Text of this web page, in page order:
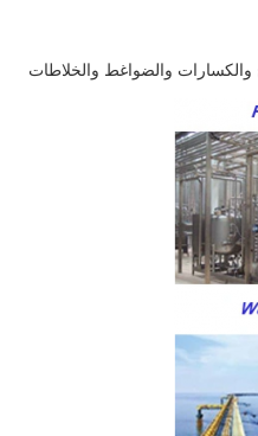
والكسارات والضواغط والخلاطات